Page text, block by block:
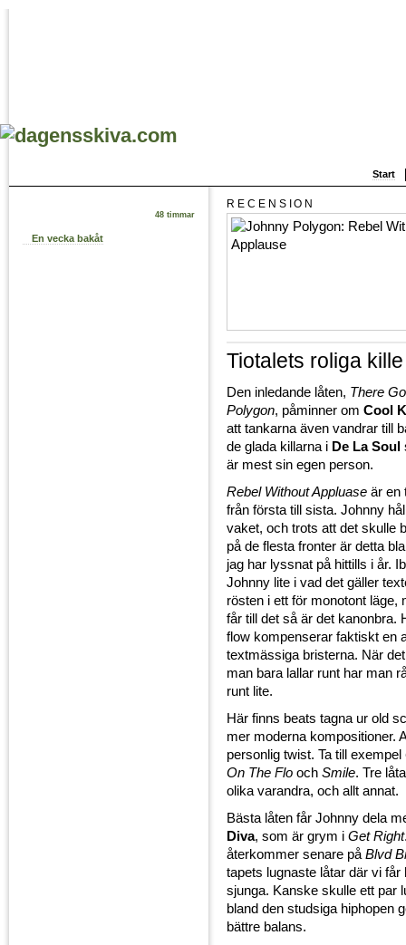
Start
48 timmar
En vecka bakåt
RECENSION
Tiotalets roliga kille
Den inledande låten, There
Polygon, påminner om Cool
att tankarna även vandrar till
de glada killarna i De La Soul
är mest sin egen person.
Rebel Without Appluase är en
från första till sista. Johnny
vaket, och trots att det skulle
på de flesta fronter är detta
jag har lyssnat på hittills i år.
Johnny lite i vad det gäller
rösten i ett för monotont läge,
får till det så är det kanonbra.
flow kompenserar faktiskt en
textmässiga bristerna. När
man bara lallar runt har man
runt lite.
Här finns beats tagna ur old
mer moderna kompositioner.
personlig twist. Ta till exempel
On The Flo och Smile. Tre
olika varandra, och allt annat.
Bästa låten får Johnny dela
Diva, som är grym i Get Right
återkommer senare på Blvd
tapets lugnaste låtar där vi får
sjunga. Kanske skulle ett par
bland den studsiga hiphopen
bättre balans.